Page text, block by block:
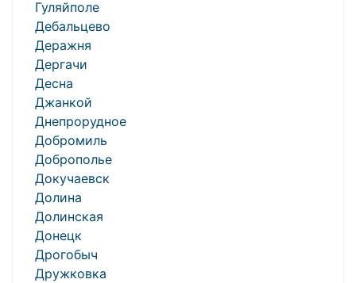
Гуляйполе
Дебальцево
Деражня
Дергачи
Десна
Джанкой
Днепрорудное
Добромиль
Доброполье
Докучаевск
Долина
Долинская
Донецк
Дрогобыч
Дружковка